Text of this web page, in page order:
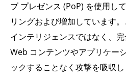
ブ プレゼンス (PoP) を使用し
リングおよび増加しています
インテリジェンスではなく、完
Web コンテンツやアプリケー
ックすることなく攻撃を吸収し